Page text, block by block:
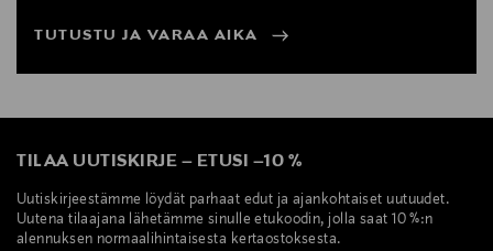
TUTUSTU JA VARAA AIKA
TILAA UUTISKIRJE – ETUSI –10 %
Uutiskirjeestämme löydät parhaat edut ja ajankohtaiset uutuudet.
Uutena tilaajana lähetämme sinulle etukoodin, jolla saat 10 %:n
alennuksen normaalihintaisesta kertaostoksesta.